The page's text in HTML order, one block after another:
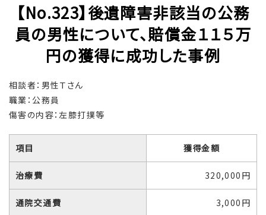
【No.323】後遺障害非該当の公務
員の男性について、賠償金１１５万
円の獲得に成功した事例
相談者：男性Ｔさん
職業：公務員
傷害の内容：左膝打撲等
項目 獲得金額
治療費 320,000円
通院交通費 3,000円